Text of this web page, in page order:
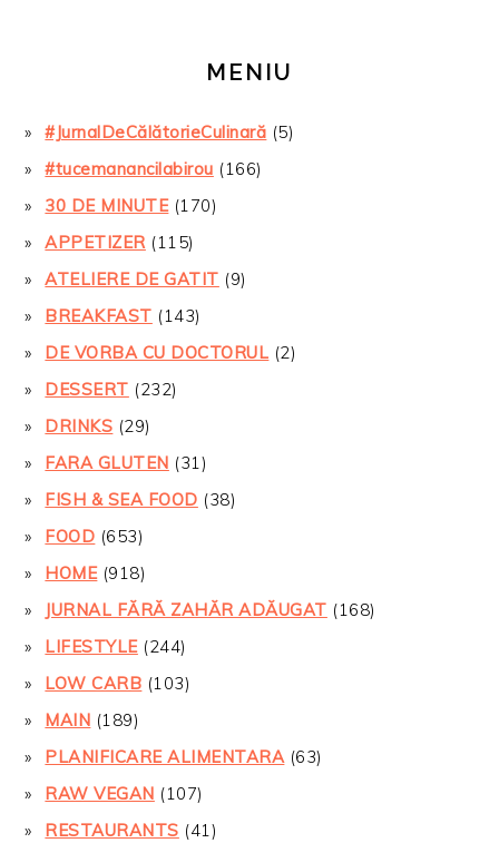
MENIU
#JurnalDeCălătorieCulinară (5)
#tucemanancilabirou (166)
30 DE MINUTE(170)
APPETIZER(115)
ATELIERE DE GATIT (9)
BREAKFAST (143)
DE VORBA CU DOCTORUL (2)
DESSERT (232)
DRINKS (29)
FARA GLUTEN (31)
FISH & SEA FOOD (38)
FOOD (653)
HOME(918)
JURNAL FĂRĂ ZAHĂR ADĂUGAT (168)
LIFESTYLE(244)
LOW CARB (103)
MAIN (189)
PLANIFICARE ALIMENTARA(63)
RAW VEGAN (107)
RESTAURANTS (41)